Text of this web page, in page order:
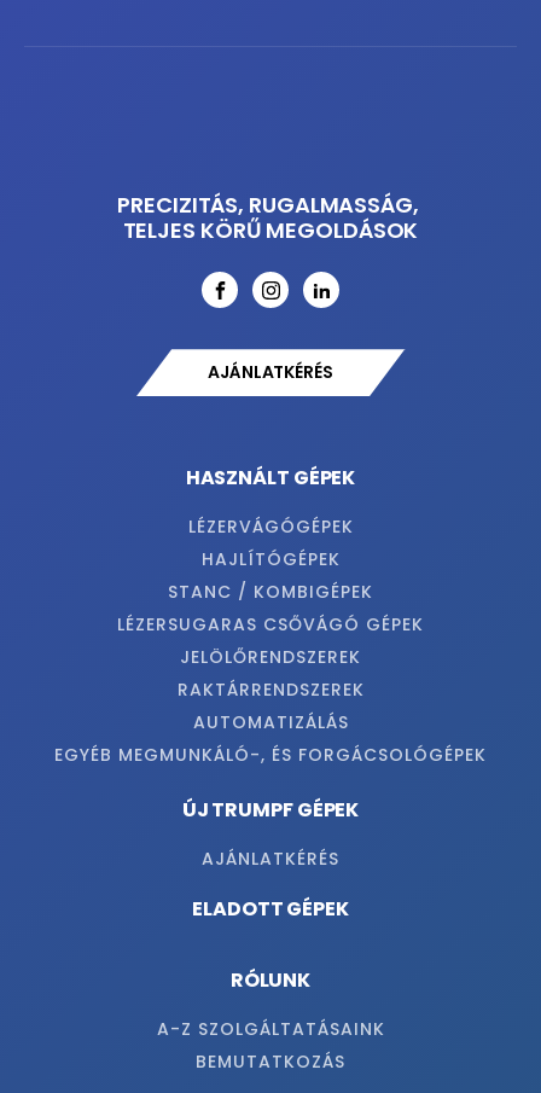
PRECIZITÁS, RUGALMASSÁG,
TELJES KÖRŰ MEGOLDÁSOK
AJÁNLATKÉRÉS
HASZNÁLT GÉPEK
LÉZERVÁGÓGÉPEK
HAJLÍTÓGÉPEK
STANC / KOMBIGÉPEK
LÉZERSUGARAS CSŐVÁGÓ GÉPEK
JELÖLŐRENDSZEREK
RAKTÁRRENDSZEREK
AUTOMATIZÁLÁS
EGYÉB MEGMUNKÁLÓ-, ÉS FORGÁCSOLÓGÉPEK
ÚJ TRUMPF GÉPEK
AJÁNLATKÉRÉS
ELADOTT GÉPEK
RÓLUNK
A-Z SZOLGÁLTATÁSAINK
BEMUTATKOZÁS